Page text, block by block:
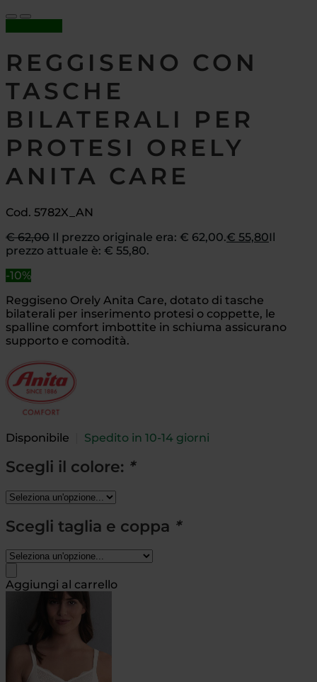
REGGISENO CON
TASCHE
BILATERALI PER
PROTESI ORELY
ANITA CARE
Cod. 5782X_AN
€62,00 Il prezzo originale era: € 62,00.€ 55,80Il
prezzo attuale è: € 55,80.
-10%
Reggiseno Orely Anita Care, dotato di tasche
bilaterali per inserimento protesi o coppette, le
spalline comfort imbottite in schiuma assicurano
supporto e comodità.
Disponibile Spedito in 10-14 giorni
Scegli il colore: *
Scegli taglia e coppa *
Aggiungi al carrello